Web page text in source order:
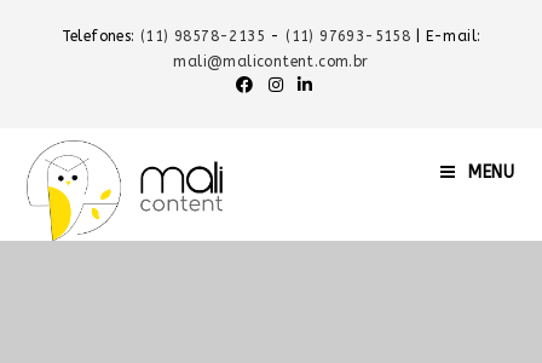
Telefones: (11) 98578-2135 - (11) 97693-5158
| E-mail:
mali@malicontent.com.br
MENU